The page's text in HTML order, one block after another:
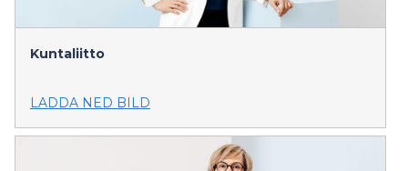
Kuntaliitto
LADDA NED BILD